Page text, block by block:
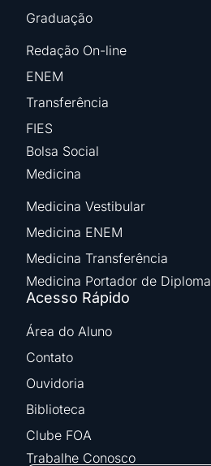
Graduação
Redação On-line
ENEM
Transferência
FIES
Bolsa Social
Medicina
Medicina Vestibular
Medicina ENEM
Medicina Transferência
Medicina Portador de Diploma
Acesso Rápido
Área do Aluno
Contato
Ouvidoria
Biblioteca
Clube FOA
Trabalhe Conosco